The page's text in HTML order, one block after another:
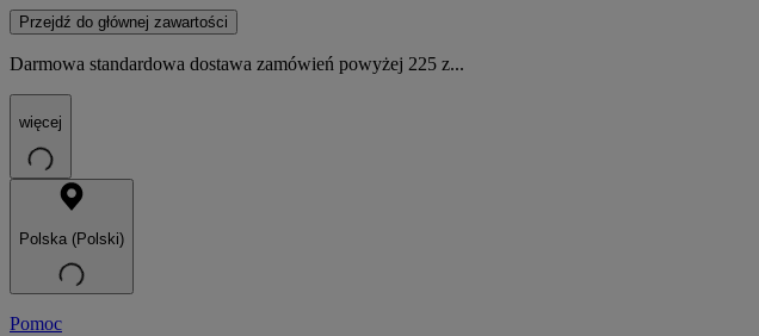
Przejdź do głównej zawartości
Darmowa standardowa dostawa zamówień powyżej 225 z...
więcej
Polska (Polski)
Pomoc